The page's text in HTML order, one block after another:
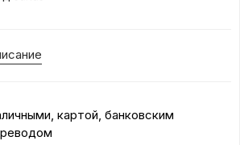
картой, банковским